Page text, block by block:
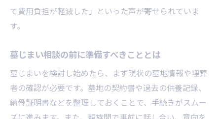
て費用負担が軽減した」といった声が寄せられていま
す。
墓じまい相談の前に準備すべきこととは
墓じまいを検討し始めたら、まず現状の墓地情報や埋葬
者の確認が必要です。墓地の契約書や過去の供養記録、
納骨証明書などを整理しておくことで、手続きがスムー